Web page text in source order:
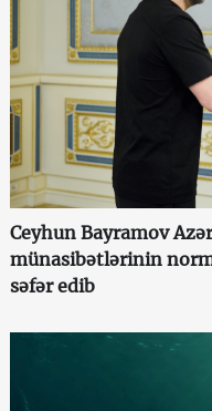
Ceyhun Bayramov
münasibətlərinin
səfər edib